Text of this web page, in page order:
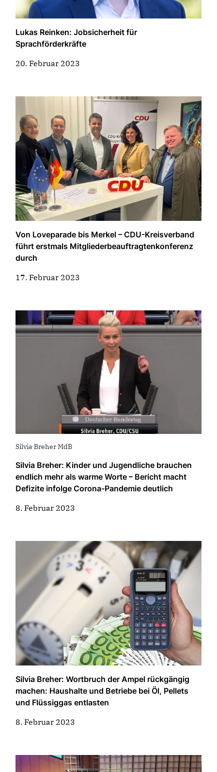
Lukas Reinken: Jobsicherheit für
Sprachförderkräfte
20. Februar 2023
Von Loveparade bis Merkel – CDU-Kreisverband
führt erstmals Mitgliederbeauftragtenkonferenz
durch
17. Februar 2023
Silvia Breher MdB
Silvia Breher: Kinder und Jugendliche brauchen
endlich mehr als warme Worte – Bericht macht
Defizite infolge Corona-Pandemie deutlich
8. Februar 2023
Silvia Breher: Wortbruch der Ampel rückgängig
machen: Haushalte und Betriebe bei Öl, Pellets
und Flüssiggas entlasten
8. Februar 2023